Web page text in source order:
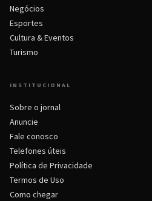
Negócios
Esportes
Cultura & Eventos
Turismo
INSTITUCIONAL
Sobre o jornal
Anuncie
Fale conosco
Telefones úteis
Política de Privacidade
Termos de Uso
Como chegar